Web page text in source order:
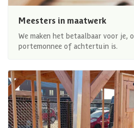
Meesters in maatwerk
We maken het betaalbaar voor je,
portemonnee of achtertuin is.